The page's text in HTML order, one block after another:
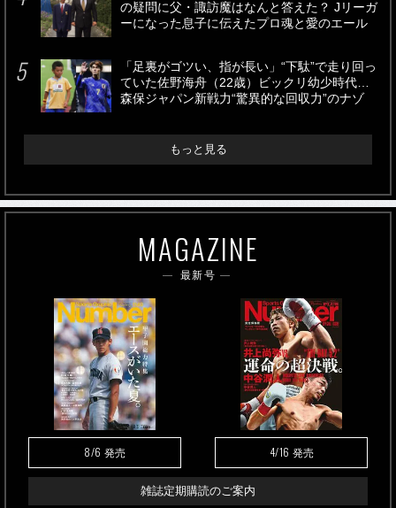
の疑問に父・諏訪魔はなんと答えた？ Jリーガ
ーになった息子に伝えたプロ魂と愛のエール
「足裏がゴツい、指が長い」“下駄”で走り回っ
ていた佐野海舟（22歳）ビックリ幼少時代…
森保ジャパン新戦力“驚異的な回収力”のナゾ
もっと見る
MAGAZINE
最新号
8/6 発売 4/16 発売
雑誌定期購読のご案内